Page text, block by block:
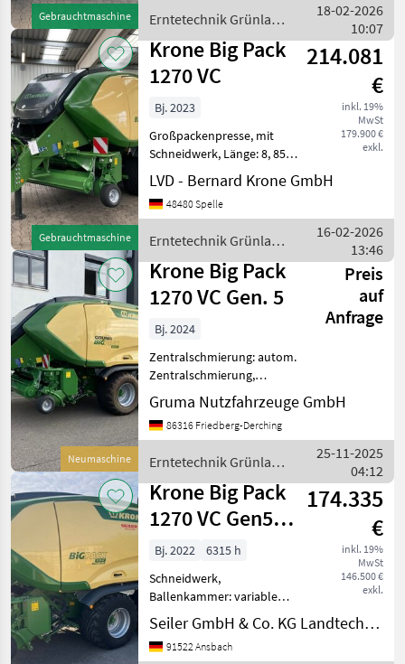
Gebrauchtmaschine
System, BaleCollect read
Erntetechnik Grünland
/ Krone
18-02-2026
10:07
Gebrauchtmaschine
Krone Big Pack
1270 VC
214.081
€
inkl. 19%
MwSt
179.900 €
exkl.
Bj. 2023
Großpackenpresse, mit
Schneidwerk, Länge: 8, 85 m
(Transportstellung), Breite:
2, 995 m, Höhe: 3, 255 m,
Ballenmaße = 0, 70 x 1, 20
m, 45 Hüb
LVD - Bernard Krone GmbH
48480 Spelle
Erntetechnik Grünland
/ Krone
16-02-2026
13:46
Neumaschine
Krone Big Pack
1270 VC Gen. 5
Preis
auf
Anfrage
Bj. 2024
Zentralschmierung: autom.
Zentralschmierung,
Zentralschmierung: man.
Zentralschmierung,
Knoterreinigung,
Schneidwerk,
Tandemachse, Druckluft
Bereifung
Gruma Nutzfahrzeuge GmbH
86316 Friedberg-Derching
Erntetechnik Grünland
/ Krone
25-11-2025
04:12
Krone Big Pack
1270 VC Gen5
Multi-Bale
174.335
€
inkl. 19%
MwSt
146.500 €
exkl.
Bj. 2022
6315 h
Schneidwerk,
Ballenkammer: variable
Ballenkammer, Druckluft,
Knoterreinigung,
Zentralschmierung: autom.
Seiler GmbH & Co. KG Landtechnik
91522 Ansbach